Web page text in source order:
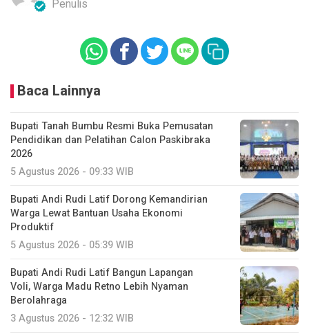
Penulis
Baca Lainnya
Bupati Tanah Bumbu Resmi Buka Pemusatan
Pendidikan dan Pelatihan Calon Paskibraka
2026
5 Agustus 2026 - 09:33 WIB
Bupati Andi Rudi Latif Dorong Kemandirian
Warga Lewat Bantuan Usaha Ekonomi
Produktif
5 Agustus 2026 - 05:39 WIB
Bupati Andi Rudi Latif Bangun Lapangan
Voli, Warga Madu Retno Lebih Nyaman
Berolahraga
3 Agustus 2026 - 12:32 WIB